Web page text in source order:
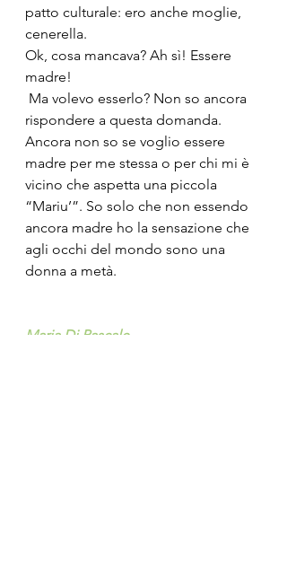
patto culturale: ero anche moglie,
cenerella.
Ok, cosa mancava? Ah sì! Essere
madre!
rispondere a questa domanda.
Ancora non so se voglio essere
madre per me stessa o per chi mi è
vicino che aspetta una piccola
“Mariu’”. So solo che non essendo
ancora madre ho la sensazione che
agli occhi del mondo sono una
donna a metà.
Maria Di Pascale